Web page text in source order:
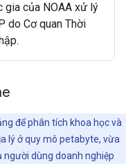
gia của NOAA xử lý
do Cơ quan Thời
để phân tích khoa học và
lý ở quy mô petabyte, vừa
người dùng doanh nghiệp